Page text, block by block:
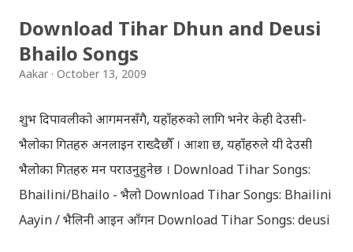
Later she sets out as a Yogini in a long voyage to
search self, leaving her parents. She is accompanied
by her friend Bisakha everywhere she went. Radha
faces...
Download Tihar Dhun and Deusi
Bhailo Songs
Aakar October 13, 2009
शुभ दिपावलीको आगमनसँगै, यहाँहरुको लागि भनेर केही देउसी-
भैलोका गितहरु अनलाइन राख्दैछौँ । आशा छ, यहाँहरुले यी देउसी
भैलोका गितहरु मन पराउनुहुनेछ । Download Tihar Songs:
Bhailini/Bhailo - भैलो Download Tihar Songs: Bhailini
Aayin / भैलिनी आइन आँगन Download Tihar Songs: deusi